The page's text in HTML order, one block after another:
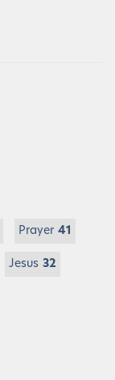
Prayer 41
Jesus 32